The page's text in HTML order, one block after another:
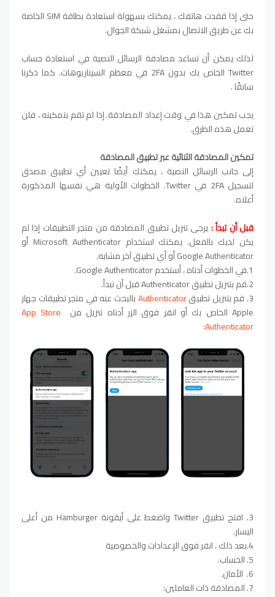
حتى إذا فقدت هاتفك ، يمكنك بسهولة استعادة بطاقة SIM الخاصة
بك عن طريق الاتصال بمشغل شبكة الجوال.
لذلك يمكن أن تساعد مصادقة الرسائل النصية في استعادة حساب
Twitter الخاص بك بدون 2FA في معظم السيناريوهات. كما ذكرنا
سابقًا .
يجب تمكين هذا في وقت إعداد المصادقة. إذا لم تقم بتمكينه ، فلن
تعمل هذه الطرق.
تمكين المصادقة الثنائية عبر تطبيق المصادقة
إلى جانب الرسائل النصية ، يمكنك أيضًا تعيين أي تطبيق مصدق
لتسجيل 2FA في Twitter. الخطوات الأولية هي نفسها المذكورة
أعلاه.
قبل أن تبدأ :يرجى تنزيل تطبيق المصادقة من متجر التطبيقات إذا لم
يكن لديك بالفعل. يمكنك استخدام Microsoft Authenticator أو
Google Authenticator أو أي تطبيق آخر مشابه.
1.في الخطوات أدناه ، أستخدم Google Authenticator.
2.قم بتنزيل تطبيق Authenticator قبل أن نبدأ.
3. قم بتنزيل تطبيق
Authenticatorبالبحث عنه في متجر تطبيقات جهاز
Apple الخاص بك أو انقر فوق الزر أدناه تنزيل من
App Store
Authenticator
:
3. افتح تطبيق Twitter واضغط على أيقونة Hamburger من أعلى
اليسار.
4.بعد ذلك ، انقر فوق الإعدادات والخصوصية
5. الحساب.
6. الأمان.
7. المصادقة ذات العاملين: